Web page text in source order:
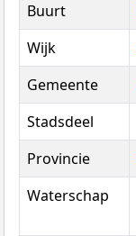
Buurt
Wijk
Gemeente
Stadsdeel
Provincie
Waterschap